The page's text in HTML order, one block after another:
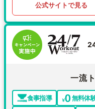
公式サイトで見る
一流
食事指導 無料体